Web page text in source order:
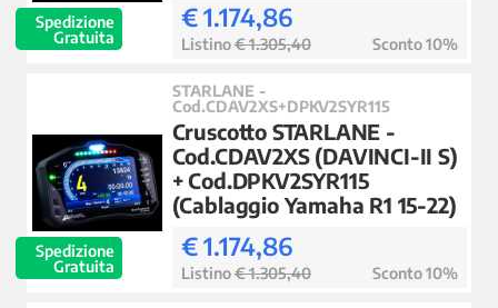
Spedizione
Gratuita
€ 1.174,86
Listino€ 1.305,40 Sconto 10%
Spedizione
Gratuita
STARLANE -
Cod.CDAV2XS+DPKV2SYR115
Cruscotto STARLANE -
Cod.CDAV2XS (DAVINCI-II S)
+ Cod.DPKV2SYR115
(Cablaggio Yamaha R1 15-22)
€ 1.174,86
Listino€ 1.305,40 Sconto 10%